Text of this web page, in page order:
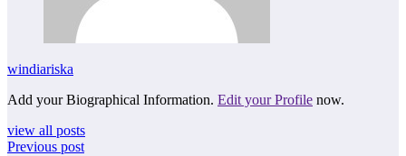
windiariska
Add your Biographical Information. Edit your Profile now.
view all posts
Previous post